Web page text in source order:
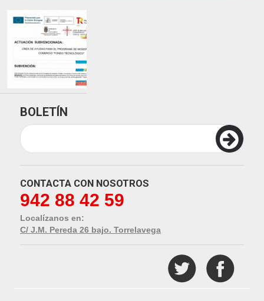
BOLETÍN
CONTACTA CON NOSOTROS
942 88 42 59
Localízanos en:
C/ J.M. Pereda 26 bajo. Torrelavega